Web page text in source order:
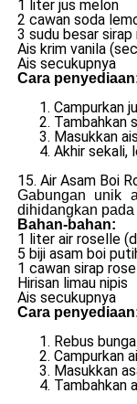
1 liter jus melon
2 cawan soda
3 sudu besar sirap
Ais krim vanila
Ais secukupnya
Cara
Campurkan
Tambahkan
Masukkan
Akhir sekali,
15. Air Asam Boi
Gabungan unik
dihidangkan
Bahan-bahan:
1 liter air roselle
5 biji asam boi
1 cawan sirap
Hirisan limau nipis
Ais secukupnya
Cara
Rebus
Campurkan
Masukkan
Tambahkan